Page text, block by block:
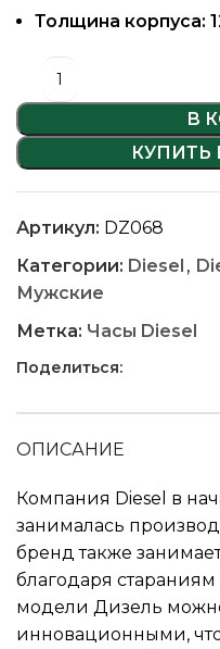
Толщина корпуса:
В
КУПИТЬ
Артикул: DZ068
Категории: Diesel ,
Мужские
Метка: Часы Diesel
Поделиться:
ОПИСАНИЕ
Компания Diesel в
занималась
бренд также
благодаря
модели Дизель
инновационными,